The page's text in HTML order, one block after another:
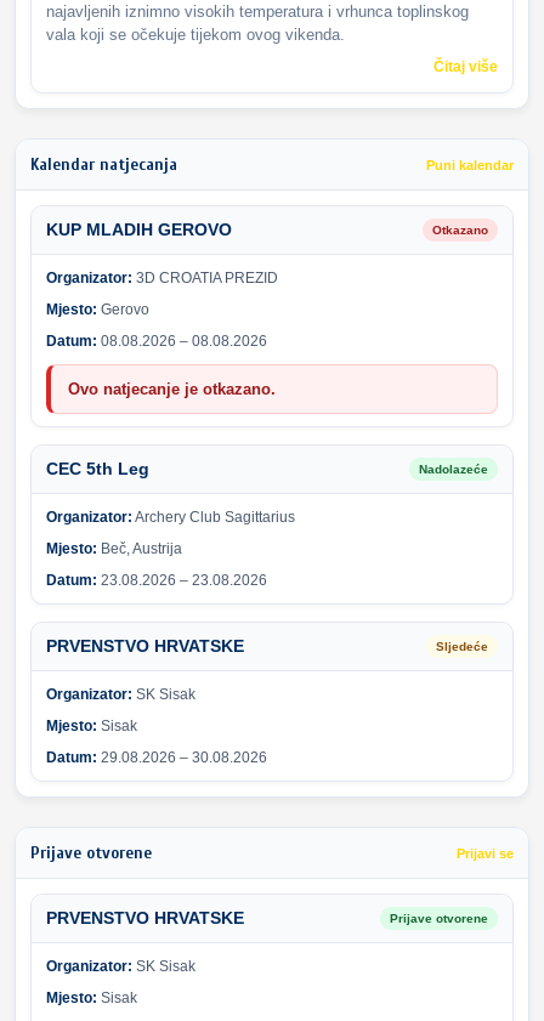
najavljenih iznimno visokih temperatura i vrhunca toplinskog
vala koji se očekuje tijekom ovog vikenda.
Čitaj više
Kalendar natjecanja Puni kalendar
KUP MLADIH GEROVO Otkazano
Organizator: 3D CROATIA PREZID
Mjesto: Gerovo
Datum: 08.08.2026 – 08.08.2026
Ovo natjecanje je otkazano.
CEC 5th Leg Nadolazeće
Organizator: Archery Club Sagittarius
Mjesto: Beč, Austrija
Datum: 23.08.2026 – 23.08.2026
PRVENSTVO HRVATSKE Sljedeće
Organizator: SK Sisak
Mjesto: Sisak
Datum: 29.08.2026 – 30.08.2026
Prijave otvorene Prijavi se
PRVENSTVO HRVATSKE Prijave otvorene
Organizator: SK Sisak
Mjesto: Sisak